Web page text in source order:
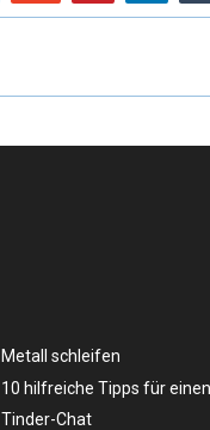
Metall schleifen
10 hilfreiche Tipps für
Tinder-Chat